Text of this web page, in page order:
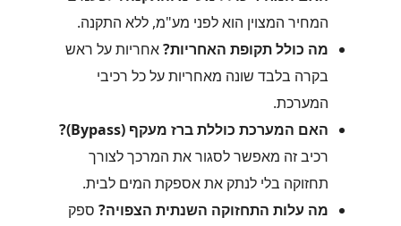
המחיר המצוין הוא לפני מע"מ, ללא התקנה.
מה כולל תקופת האחריות?אחריות על ראש
בקרה בלבד שונה מאחריות על כל רכיבי
המערכת.
האם המערכת כוללת ברז מעקף (Bypass)?
רכיב זה מאפשר לסגור את המרכך לצורך
תחזוקה בלי לנתק את אספקת המים לבית.
מה עלות התחזוקה השנתית הצפויה? ספק